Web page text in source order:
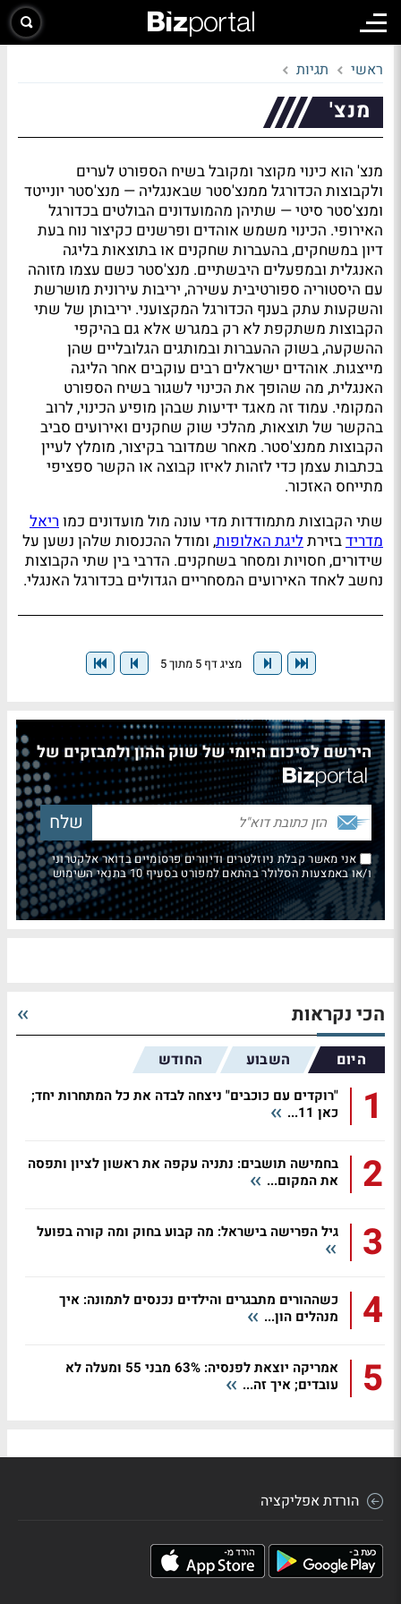
ראשי תגיות
מנצ'
מנצ' הוא כינוי מקוצר ומקובל בשיח הספורט לערים
ולקבוצות הכדורגל ממנצ'סטר שבאנגליה — מנצ'סטר יונייטד
ומנצ'סטר סיטי — שתיהן מהמועדונים הבולטים בכדורגל
האירופי. הכינוי משמש אוהדים ופרשנים כקיצור נוח בעת
דיון במשחקים, בהעברות שחקנים או בתוצאות בליגה
האנגלית ובמפעלים היבשתיים. מנצ'סטר כשם עצמו מזוהה
עם היסטוריה ספורטיבית עשירה, יריבות עירונית מושרשת
והשקעות עתק בענף הכדורגל המקצועני. יריבותן של שתי
הקבוצות משתקפת לא רק במגרש אלא גם בהיקפי
ההשקעה, בשוק ההעברות ובמותגים הגלובליים שהן
מייצגות. אוהדים ישראלים רבים עוקבים אחר הליגה
האנגלית, מה שהופך את הכינוי לשגור בשיח הספורט
המקומי. עמוד זה מאגד ידיעות שבהן מופיע הכינוי, לרוב
בהקשר של תוצאות, מהלכי שוק שחקנים ואירועים סביב
הקבוצות ממנצ'סטר. מאחר שמדובר בקיצור, מומלץ לעיין
בכתבות עצמן כדי לזהות לאיזו קבוצה או הקשר ספציפי
מתייחס האזכור.
שתי הקבוצות מתמודדות מדי עונה מול מועדונים כמוריאל
מדרידבזירתליגת האלופות, ומודל ההכנסות שלהן נשען על
שידורים, חסויות ומסחר בשחקנים. הדרבי בין שתי הקבוצות
נחשב לאחד האירועים המסחריים הגדולים בכדורגל האנגלי.
מציג דף 5 מתוך 5
הירשם לסיכום היומי של שוק ההון ולמבזקים של
אני מאשר קבלת ניוזלטרים ודיוורים פרסומיים בדואר אלקטרוני
ו/או באמצעות הסלולר בהתאם למפורט בסעיף 10 בתנאי השימוש
הכי נקראות
היום השבוע החודש
1
"רוקדים עם כוכבים" ניצחה לבדה את כל המתחרות יחד;
כאן 11...
2
בחמישה תושבים: נתניה עקפה את ראשון לציון ותפסה
את המקום...
3 גיל הפרישה בישראל: מה קבוע בחוק ומה קורה בפועל
4
כשההורים מתבגרים והילדים נכנסים לתמונה: איך
מנהלים הון...
5
אמריקה יוצאת לפנסיה: 63% מבני 55 ומעלה לא
עובדים; איך זה...
הורדת אפליקציה